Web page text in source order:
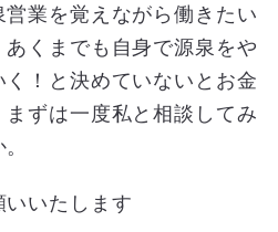
業を覚えながら働きたい
くまでも自身で源泉をや
！と決めていないとお金
ずは一度私と相談してみ
いいたします